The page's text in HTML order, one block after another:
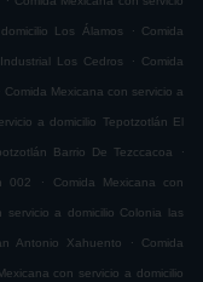
Los Álamos . Comida
Los Cedros . Comida
Comida Mexicana con servicio a
a domicilio Tepotzotlán El
Barrio De Tezccacoa .
002 . Comida Mexicana con
servicio a domicilio Colonia las
Antonio Xahuento . Comida
con servicio a domicilio